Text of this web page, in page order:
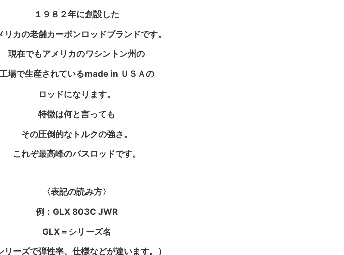
１９８２年に創設した
リカの老舗カーボンロッドブランドです。
現在でもアメリカのワシントン州の
場で生産されているmade in ＵＳＡの
ロッドになります。
特徴は何と言っても
その圧倒的なトルクの強さ。
これぞ最高峰のバスロッドです。
〈表記の読み方〉
例：GLX 803C JWR
GLX＝シリーズ名
リーズで弾性率、仕様などが違います。）